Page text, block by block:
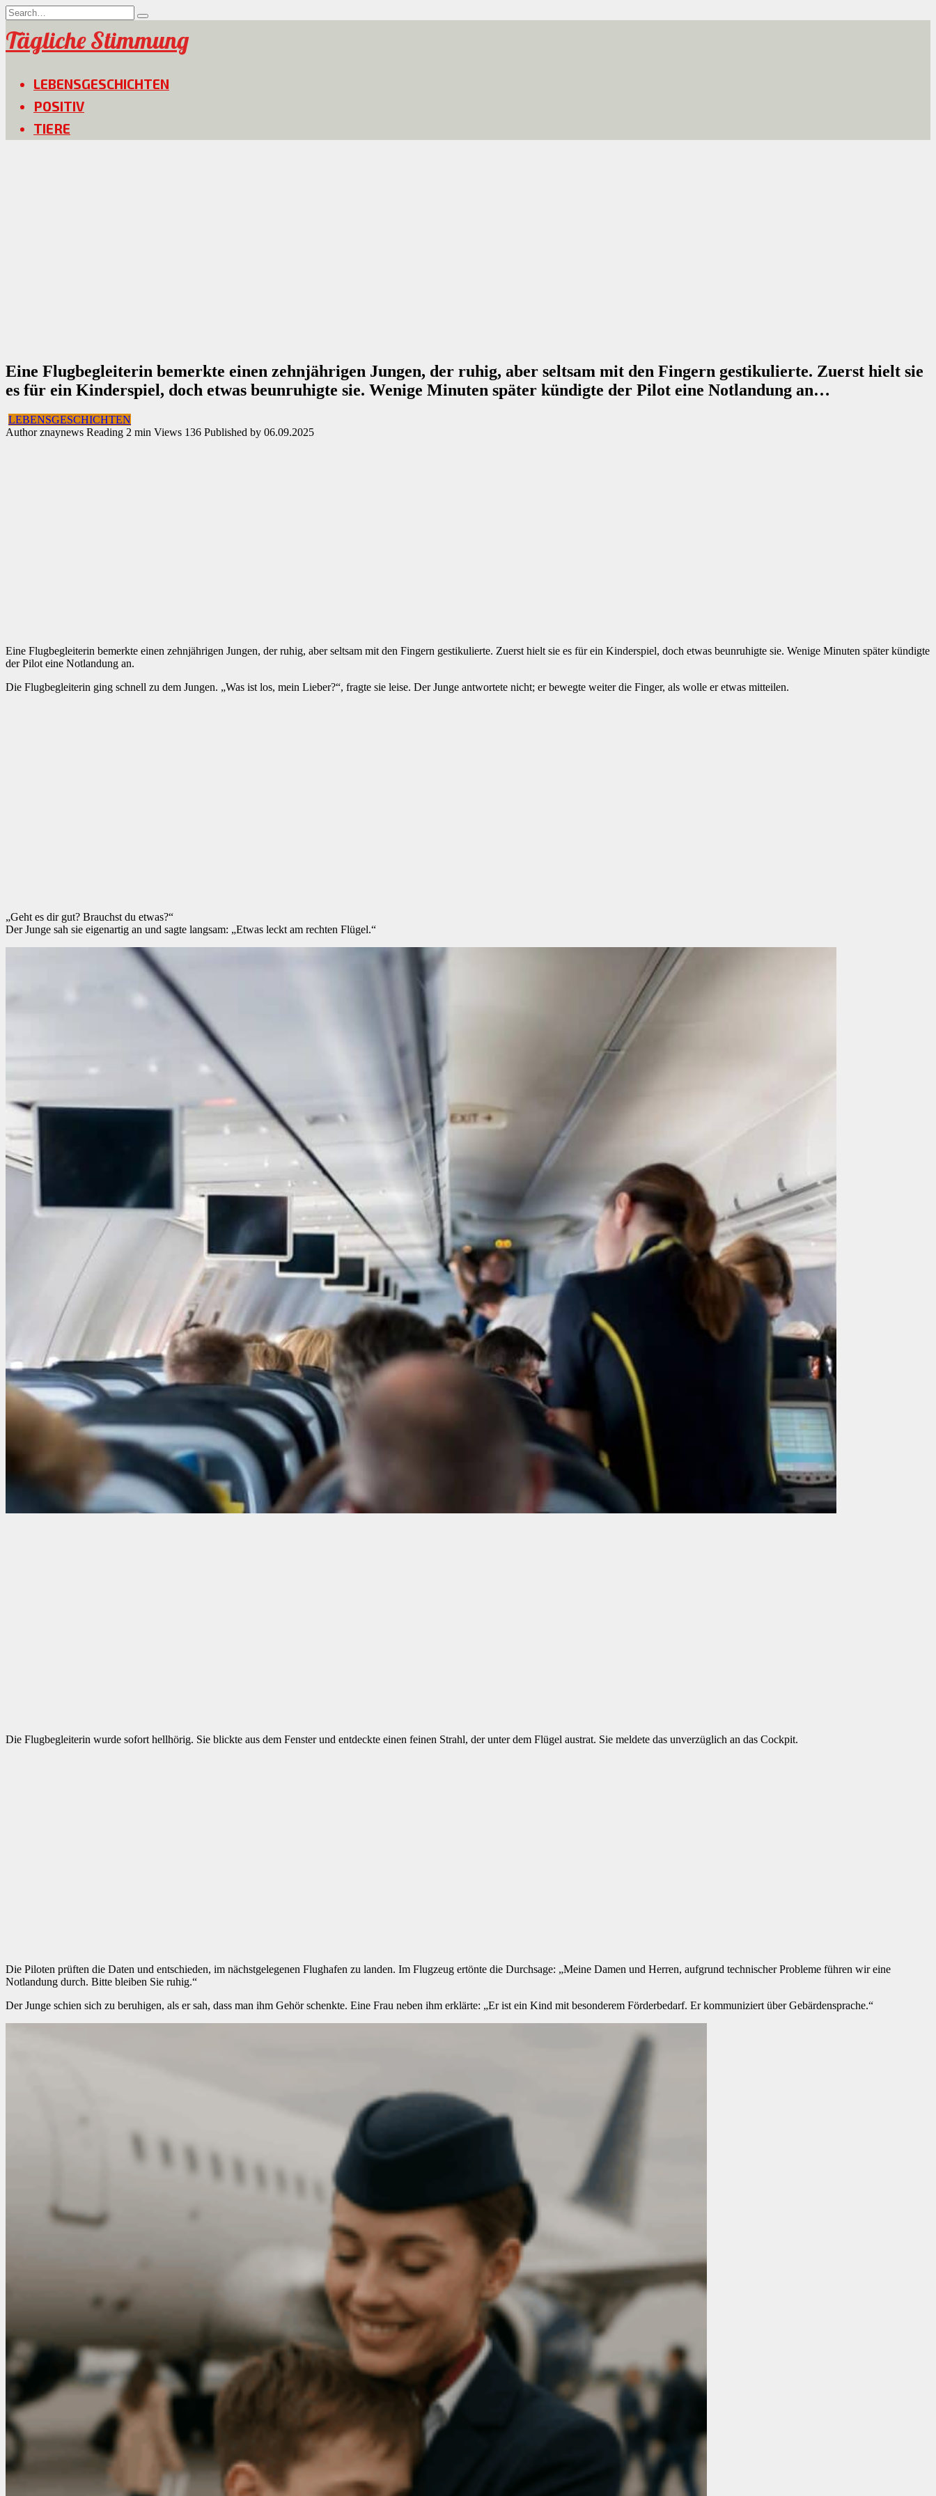
Skip
to
content
Search
for:
Tägliche Stimmung
LEBENSGESCHICHTEN
POSITIV
TIERE
Eine Flugbegleiterin bemerkte einen zehnjährigen Jungen, der ruhig, aber seltsam mit den Fingern gestikulierte. Zuerst hielt sie
es für ein Kinderspiel, doch etwas beunruhigte sie. Wenige Minuten später kündigte der Pilot eine Notlandung an…
LEBENSGESCHICHTEN
Author znaynews Reading 2 min Views 136 Published by 06.09.2025
Eine Flugbegleiterin bemerkte einen zehnjährigen Jungen, der ruhig, aber seltsam mit den Fingern gestikulierte. Zuerst hielt sie es für ein Kinderspiel, doch etwas beunruhigte sie. Wenige Minuten später kündigte
der Pilot eine Notlandung an.
Die Flugbegleiterin ging schnell zu dem Jungen. „Was ist los, mein Lieber?“, fragte sie leise. Der Junge antwortete nicht; er bewegte weiter die Finger, als wolle er etwas mitteilen.
„Geht es dir gut? Brauchst du etwas?“
Der Junge sah sie eigenartig an und sagte langsam: „Etwas leckt am rechten Flügel.“
Die Flugbegleiterin wurde sofort hellhörig. Sie blickte aus dem Fenster und entdeckte einen feinen Strahl, der unter dem Flügel austrat. Sie meldete das unverzüglich an das Cockpit.
Die Piloten prüften die Daten und entschieden, im nächstgelegenen Flughafen zu landen. Im Flugzeug ertönte die Durchsage: „Meine Damen und Herren, aufgrund technischer Probleme führen wir eine
Notlandung durch. Bitte bleiben Sie ruhig.“
Der Junge schien sich zu beruhigen, als er sah, dass man ihm Gehör schenkte. Eine Frau neben ihm erklärte: „Er ist ein Kind mit besonderem Förderbedarf. Er kommuniziert über Gebärdensprache.“